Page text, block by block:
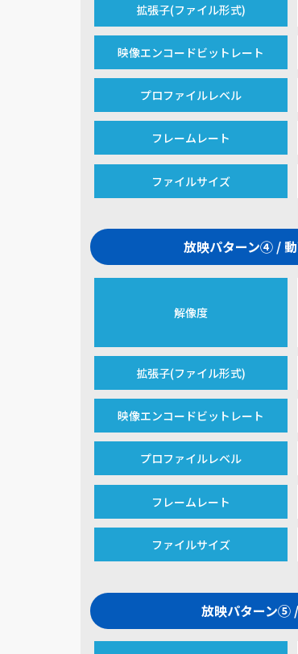
拡張子(ファイル形式)
映像エンコードビットレート
プロファイルレベル
フレームレート
ファイルサイズ
放映パターン④ / 動
解像度
拡張子(ファイル形式)
映像エンコードビットレート
プロファイルレベル
フレームレート
ファイルサイズ
放映パターン⑤